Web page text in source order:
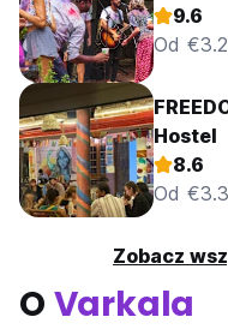
9.6
Od
Hostel
8.6
Od
Zobacz
O Varkala